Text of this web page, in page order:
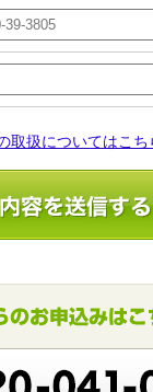
取扱についてはこち